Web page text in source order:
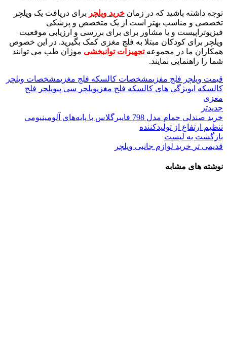
توجه داشته باشید که در زمان خرید ویلچر برای دریافت یک ویلچر
تخصصی و مناسب بهتر است از یک متخصص و پزشکی
فیزیوتراپیست و یا مشاور برای برای بررسی و ارزیابی موقعیت
ویلچر برای کودکان مبتلا به فلج مغزی کمک بگیرید. در این خصوص
همکاران ما در مجموعه تجهیزات توانبخشی موژان طب می توانند
شما را راهنمایی نمایند.
قیمت ویلچر فلج مفزیمشخصات کالسکه فلج مغزیمشخصات ویلچر
کالسکه ایویژگی های کالسکه فلج مغزیویلچر سی پیویلچر فلج
مغزی
جدیدتر
خرید صندلی حمام مدل 798 فایبرگلاس با پایه‌های آلومینیومی
تنظیم ارتفاع از تولیدکننده
بازگشت به لیست
قدیمی تر خرید لوازم جانبی ویلچر
نوشته های مشابه